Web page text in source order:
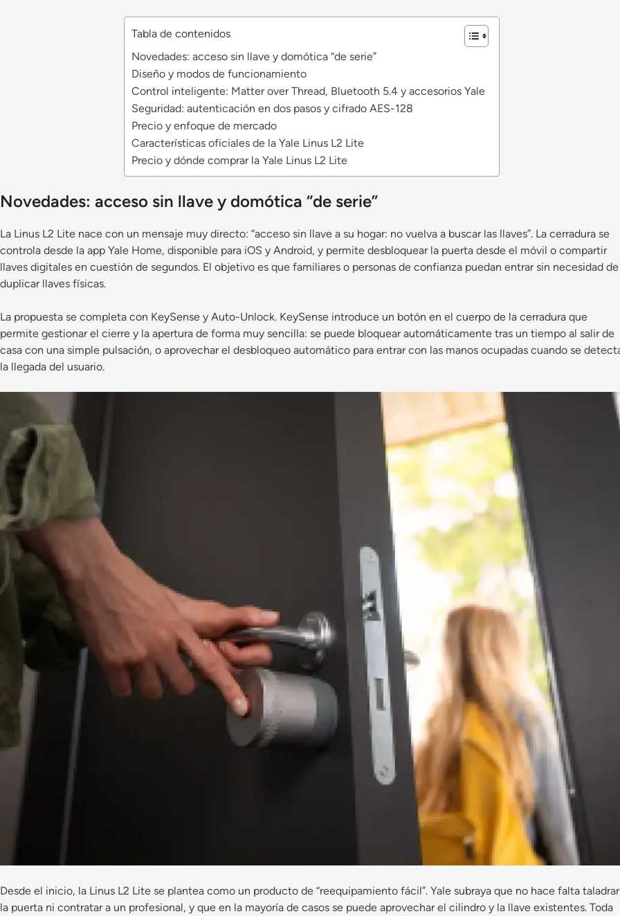
Tabla de contenidos
Novedades: acceso sin llave y domótica “de serie”
Diseño y modos de funcionamiento
Control inteligente: Matter over Thread, Bluetooth 5.4 y accesorios Yale
Seguridad: autenticación en dos pasos y cifrado AES-128
Precio y enfoque de mercado
Características oficiales de la Yale Linus L2 Lite
Precio y dónde comprar la Yale Linus L2 Lite
Novedades: acceso sin llave y domótica “de serie”
La Linus L2 Lite nace con un mensaje muy directo: “acceso sin llave a su hogar: no vuelva a buscar las llaves”. La cerradura se
controla desde la app Yale Home, disponible para iOS y Android, y permite desbloquear la puerta desde el móvil o compartir
llaves digitales en cuestión de segundos. El objetivo es que familiares o personas de confianza puedan entrar sin necesidad de
duplicar llaves físicas.
La propuesta se completa con KeySense y Auto-Unlock. KeySense introduce un botón en el cuerpo de la cerradura que
permite gestionar el cierre y la apertura de forma muy sencilla: se puede bloquear automáticamente tras un tiempo al salir de
casa con una simple pulsación, o aprovechar el desbloqueo automático para entrar con las manos ocupadas cuando se
la llegada del usuario.
Desde el inicio, la Linus L2 Lite se plantea como un producto de “reequipamiento fácil”. Yale subraya que no hace falta taladrar
la puerta ni contratar a un profesional, y que en la mayoría de casos se puede aprovechar el cilindro y la llave existentes. Toda